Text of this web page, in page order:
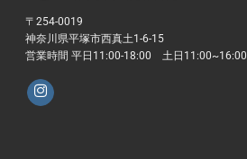
〒254-0019
神奈川県平塚市西真土1-6-15
営業時間 平日11:00-18:00 土日11:00~16:00